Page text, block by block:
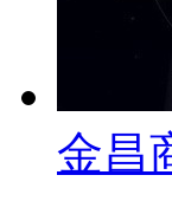
金昌